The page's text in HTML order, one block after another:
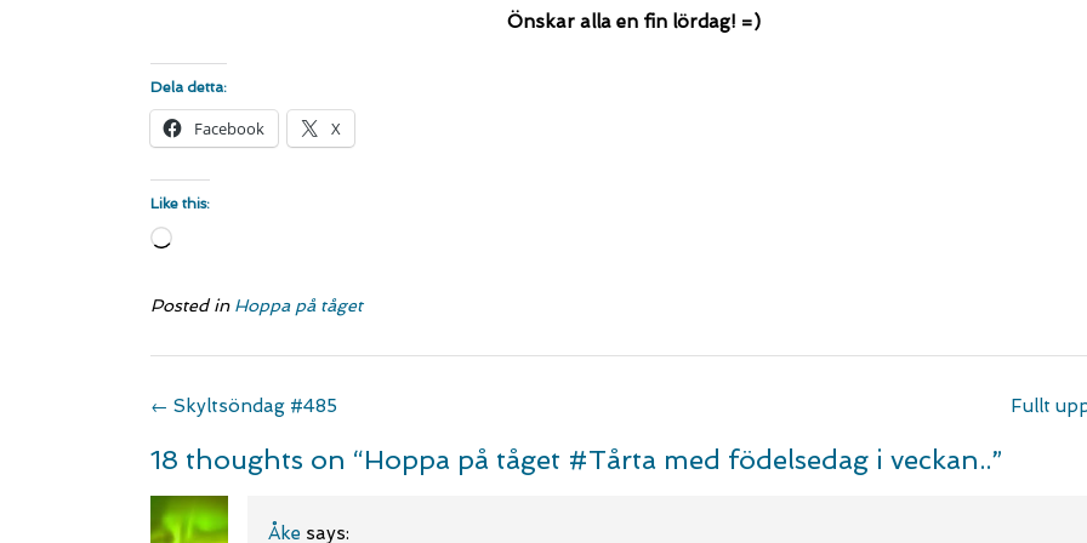
Önskar alla en fin lördag! =)
Dela detta:
Facebook X
Like this:
Loading…
Posted in Hoppa på tåget
Post
Fullt
← Skyltsöndag #485
18 thoughts on “Hoppa på tåget #Tårta med födelsedag i veckan..”
Åke says: